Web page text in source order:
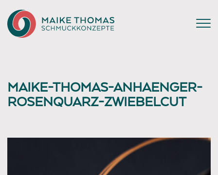
MAIKE-THOMAS-ANHAENGER-
ROSENQUARZ-ZWIEBELCUT